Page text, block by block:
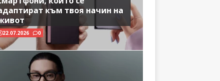
към твоя начин на
22.07.2026 0